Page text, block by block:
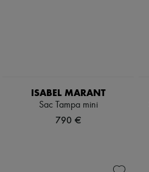
ISABEL MARANT
Sac Tampa mini
790 €